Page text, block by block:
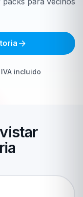
IVA incluido